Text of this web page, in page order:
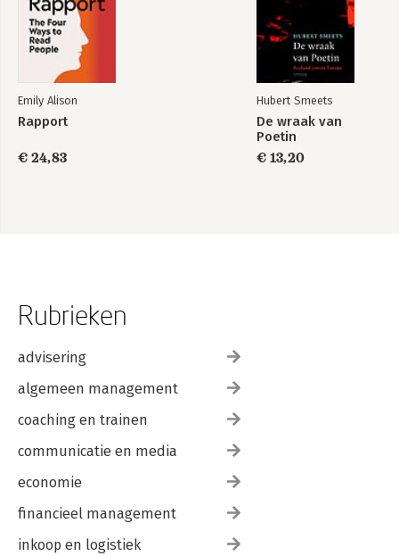
Emily Alison
Rapport
€ 24,83
Hubert Smeets
De wraak van
Poetin
€ 13,20
Rubrieken
advisering
algemeen management
coaching en trainen
communicatie en media
economie
financieel management
inkoop en logistiek